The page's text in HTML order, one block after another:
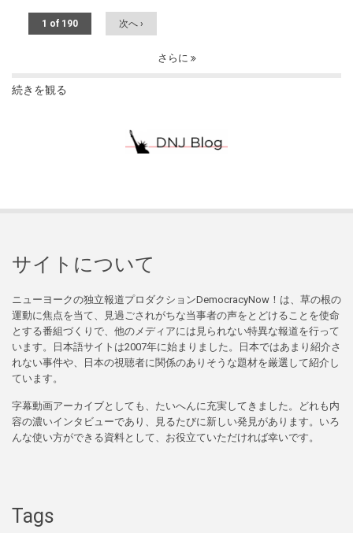
1 of 190 次へ ›
さらに
続きを観る
サイトについて
ニューヨークの独立報道プロダクションDemocracyNow！は、草の根の
運動に焦点を当て、見過ごされがちな当事者の声をとどけることを使命
とする番組づくりで、他のメディアには見られない特異な報道を行って
います。日本語サイトは2007年に始まりました。日本ではあまり紹介さ
れない事件や、日本の視聴者に関係のありそうな題材を厳選して紹介し
ています。
字幕動画アーカイブとしても、たいへんに充実してきました。どれも内
容の濃いインタビューであり、見るたびに新しい発見があります。いろ
んな使い方ができる資料として、お役立ていただければ幸いです。
Tags